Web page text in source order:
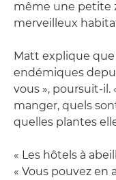
même une petite
merveilleux
Matt explique
endémiques
vous », poursuit-il.
manger, quels
quelles plantes
« Les hôtels à
« Vous pouvez en